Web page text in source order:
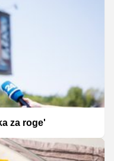
za roge'